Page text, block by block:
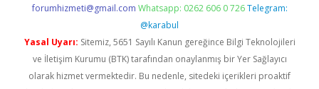
forumhizmeti@gmail.com Whatsapp: 0262 606 0 726 Telegram:
@karabul
Yasal Uyarı: Sitemiz, 5651 Sayılı Kanun gereğince Bilgi Teknolojileri
ve İletişim Kurumu (BTK) tarafından onaylanmış bir Yer Sağlayıcı
olarak hizmet vermektedir. Bu nedenle, sitedeki içerikleri proaktif